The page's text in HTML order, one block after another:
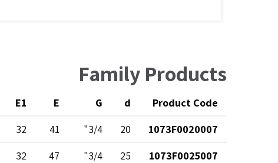
Family Products
Product Code
d
G
E
E1
1073F0020007
20
3/4"
41
32
1073F0025007
25
3/4"
47
32